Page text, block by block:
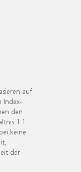
auf
Index-
den
1:1
keine
der